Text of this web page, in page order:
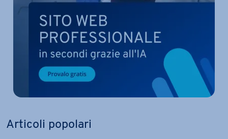
Articoli popolari